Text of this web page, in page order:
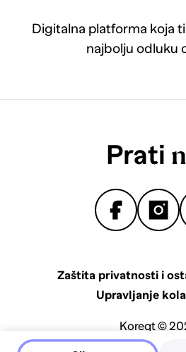
Digitalna platforma koja
najbolju odluku
Prati
Zaštita privatnosti i
Upravljanje
Koreqt ©